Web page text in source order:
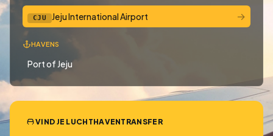
CJU Jeju International Airport →
HAVENS
Port of Jeju
VIND JE LUCHTHAVENTRANSFER